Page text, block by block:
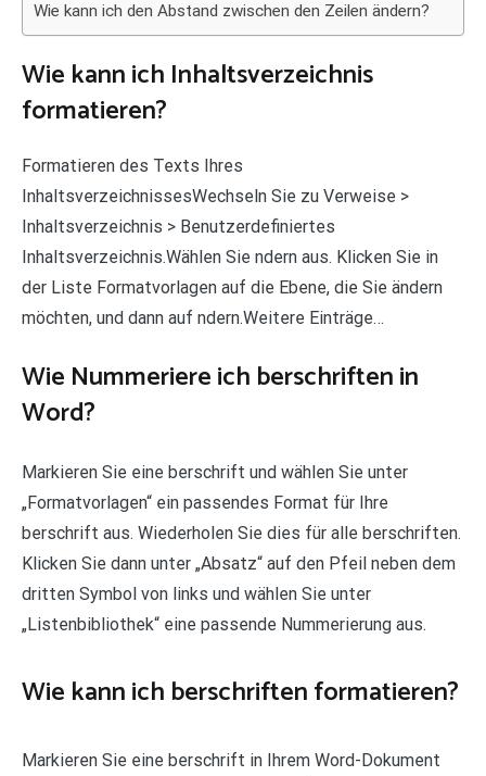
Wie kann ich den Abstand zwischen den Zeilen ändern?
Wie kann ich Inhaltsverzeichnis
formatieren?
Formatieren des Texts Ihres
InhaltsverzeichnissesWechseln Sie zu Verweise >
Inhaltsverzeichnis > Benutzerdefiniertes
Inhaltsverzeichnis.Wählen Sie ndern aus. Klicken Sie in
der Liste Formatvorlagen auf die Ebene, die Sie ändern
möchten, und dann auf ndern.Weitere Einträge…
Wie Nummeriere ich berschriften in
Word?
Markieren Sie eine berschrift und wählen Sie unter
„Formatvorlagen“ ein passendes Format für Ihre
berschrift aus. Wiederholen Sie dies für alle berschriften.
Klicken Sie dann unter „Absatz“ auf den Pfeil neben dem
dritten Symbol von links und wählen Sie unter
„Listenbibliothek“ eine passende Nummerierung aus.
Wie kann ich berschriften formatieren?
Markieren Sie eine berschrift in Ihrem Word-Dokument